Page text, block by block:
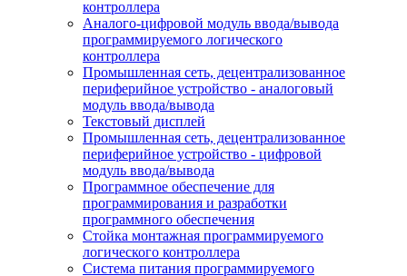
контроллера
Аналого-цифровой модуль ввода/вывода
программируемого логического
контроллера
Промышленная сеть, децентрализованное
периферийное устройство - аналоговый
модуль ввода/вывода
Текстовый дисплей
Промышленная сеть, децентрализованное
периферийное устройство - цифровой
модуль ввода/вывода
Программное обеспечение для
программирования и разработки
программного обеспечения
Стойка монтажная программируемого
логического контроллера
Система питания программируемого